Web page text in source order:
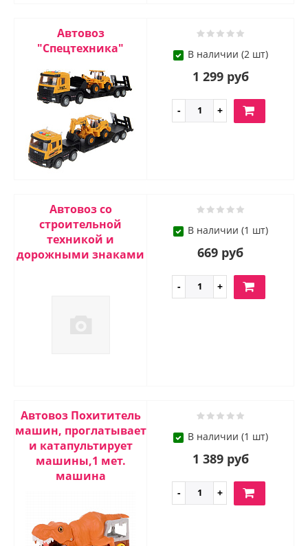
Автовоз
"Спецтехника"
В наличии (2 шт)
1 299 руб
Автовоз cо
строительной
техникой и
дорожными знаками
В наличии (1 шт)
669 руб
Автовоз Похититель
машин, проглатывает
и катапультирует
машины,1 мет.
машина
В наличии (1 шт)
1 389 руб